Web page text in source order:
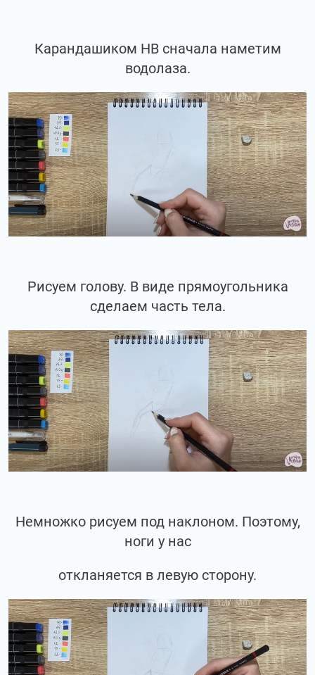
Карандашиком НВ сначала наметим
водолаза.
Рисуем голову. В виде прямоугольника
сделаем часть тела.
Немножко рисуем под наклоном. Поэтому,
ноги у нас
откланяется в левую сторону.